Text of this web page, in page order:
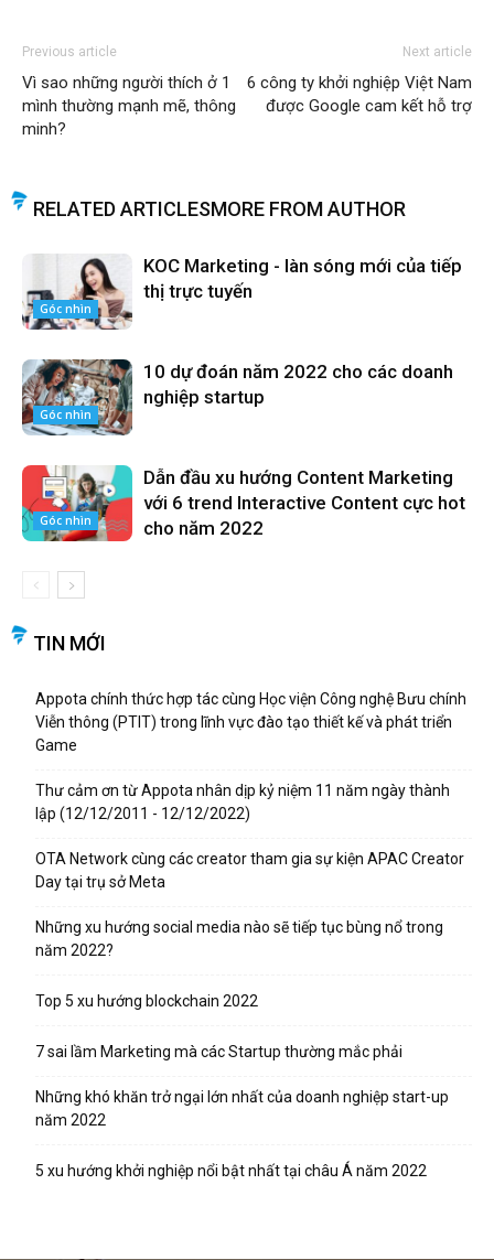
Previous article
Vì sao những người thích ở 1
mình thường mạnh mẽ, thông
minh?
Next article
6 công ty khởi nghiệp Việt Nam
được Google cam kết hỗ trợ
RELATED ARTICLESMORE FROM AUTHOR
Góc nhìn
KOC Marketing - làn sóng mới của tiếp
thị trực tuyến
Góc nhìn
10 dự đoán năm 2022 cho các doanh
nghiệp startup
Góc nhìn
Dẫn đầu xu hướng Content Marketing
với 6 trend Interactive Content cực hot
cho năm 2022
TIN MỚI
Appota chính thức hợp tác cùng Học viện Công nghệ Bưu chính
Viễn thông (PTIT) trong lĩnh vực đào tạo thiết kế và phát triển
Game
Thư cảm ơn từ Appota nhân dịp kỷ niệm 11 năm ngày thành
lập (12/12/2011 - 12/12/2022)
OTA Network cùng các creator tham gia sự kiện APAC Creator
Day tại trụ sở Meta
Những xu hướng social media nào sẽ tiếp tục bùng nổ trong
năm 2022?
Top 5 xu hướng blockchain 2022
7 sai lầm Marketing mà các Startup thường mắc phải
Những khó khăn trở ngại lớn nhất của doanh nghiệp start-up
năm 2022
5 xu hướng khởi nghiệp nổi bật nhất tại châu Á năm 2022